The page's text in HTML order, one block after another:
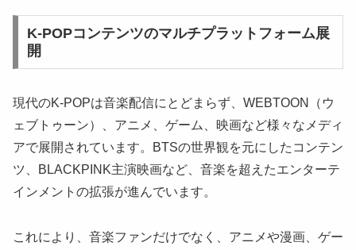
K-POPコンテンツのマルチプラットフォーム展
開
現代のK-POPは音楽配信にとどまらず、WEBTOON（ウ
ェブトゥーン）、アニメ、ゲーム、映画など様々なメディ
アで展開されています。BTSの世界観を元にしたコンテン
ツ、BLACKPINK主演映画など、音楽を超えたエンターテ
インメントの拡張が進んでいます。
これにより、音楽ファンだけでなく、アニメや漫画、ゲー